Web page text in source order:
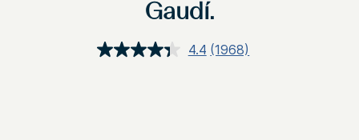
Gaudí.
4.4 Leggi
(1968)